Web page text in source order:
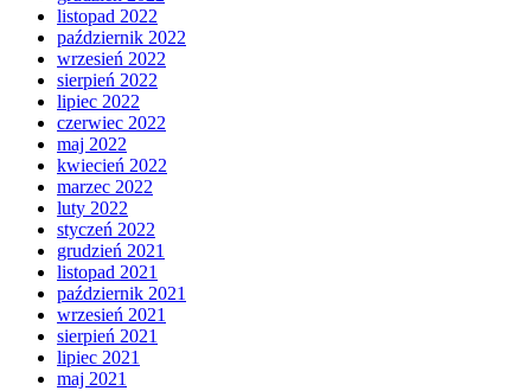
listopad 2022
październik 2022
wrzesień 2022
sierpień 2022
lipiec 2022
czerwiec 2022
maj 2022
kwiecień 2022
marzec 2022
luty 2022
styczeń 2022
grudzień 2021
listopad 2021
październik 2021
wrzesień 2021
sierpień 2021
lipiec 2021
maj 2021